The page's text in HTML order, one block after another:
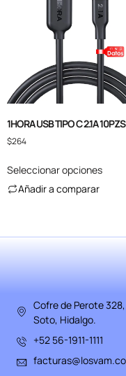
1HORA USB TIPO C 2.1A 10PZS
$264
Seleccionar opciones
Añadir a comparar
Cofre de Perote
Soto, Hidalgo.
+52 56-1911-1111